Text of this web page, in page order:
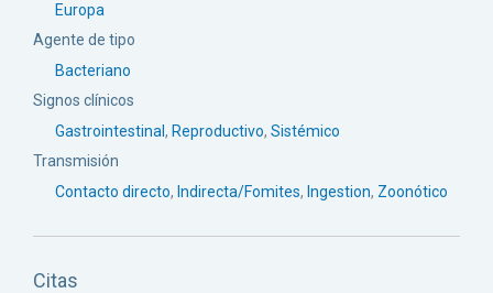
Europa
Agente de tipo
Bacteriano
Signos clínicos
Gastrointestinal , Reproductivo, Sistémico
Transmisión
Contacto directo, Indirecta/Fomites, Ingestion, Zoonótico
Citas